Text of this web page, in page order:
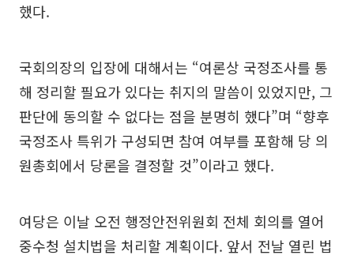
했다.
국회의장의 입장에 대해서는 “여론상 국정조사를 통
해 정리할 필요가 있다는 취지의 말씀이 있었지만, 그
판단에 동의할 수 없다는 점을 분명히 했다”며 “향후
국정조사 특위가 구성되면 참여 여부를 포함해 당 의
원총회에서 당론을 결정할 것”이라고 했다.
여당은 이날 오전 행정안전위원회 전체 회의를 열어
중수청 설치법을 처리할 계획이다. 앞서 전날 열린 법